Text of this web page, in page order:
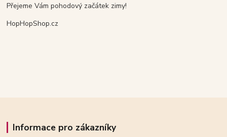
Přejeme Vám pohodový začátek zimy!
HopHopShop.cz
Informace pro zákazníky